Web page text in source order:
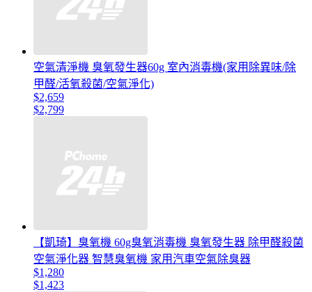
空氣清淨機 臭氧發生器60g 室內消毒機(家用除異味/除
甲醛/活氧殺菌/空氣淨化)
$2,659
$2,799
【凱琦】臭氧機 60g臭氧消毒機 臭氧發生器 除甲醛殺菌
空氣淨化器 智慧臭氧機 家用汽車空氣除臭器
$1,280
$1,423